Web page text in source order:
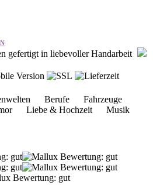
gefertigt in liebevoller Handarbeit
Berufe Fahrzeuge
Liebe & Hochzeit Musik